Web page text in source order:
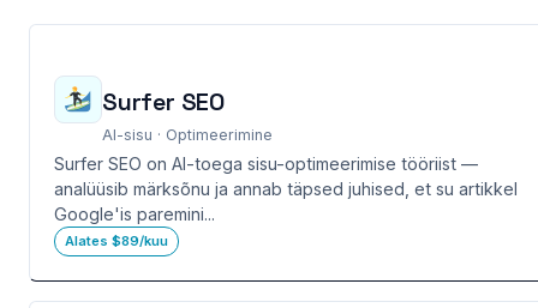
Surfer SEO
AI-sisu · Optimeerimine
Surfer SEO on AI-toega sisu-optimeerimise tööriist —
analüüsib märksõnu ja annab täpsed juhised, et su artikkel
Google'is paremini...
Alates $89/kuu